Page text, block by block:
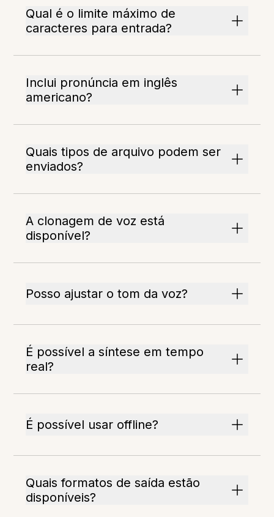
Qual é o limite máximo de
caracteres para entrada?
Inclui pronúncia em inglês
americano?
Quais tipos de arquivo podem ser
enviados?
A clonagem de voz está
disponível?
Posso ajustar o tom da voz?
É possível a síntese em tempo
real?
É possível usar offline?
Quais formatos de saída estão
disponíveis?